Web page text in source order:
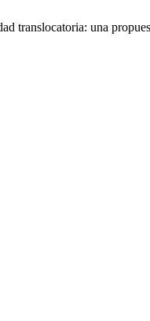
translocatoria: una